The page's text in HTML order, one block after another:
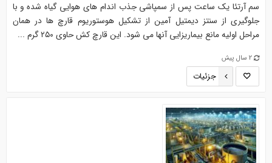
سم آرتئا یک ساعت پس از سمپاشی جذب اندام های هوایی گیاه شده و با
جلوگیری از سنتز دیمتیل آمین از تشکیل هوستوریوم قارچ ها در همان
مراحل اولیه مانع بیماریزایی آنها می شود. این قارچ کش حاوی ۲۵۰ گرم ...
2 سال پیش
جزئیات